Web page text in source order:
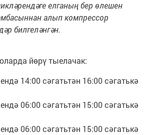
елганың бер өлешен
алып компрессор
билгеләнгән.
йөрү тыелачак:
14:00 сәгатьтән 16:00 сәгатькә
06:00 сәгатьтән 15:00 сәгатькә
06:00 сәгатьтән 15:00 сәгатькә